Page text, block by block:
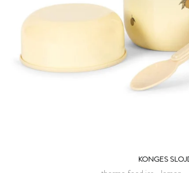
KONGES